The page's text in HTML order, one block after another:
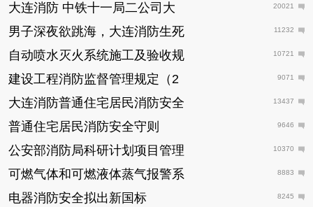
大连消防 中铁十一局二公司大 20021
男子深夜欲跳海，大连消防生死 11232
自动喷水灭火系统施工及验收规 10721
建设工程消防监督管理规定（2 9071
大连消防普通住宅居民消防安全 13437
普通住宅居民消防安全守则 9646
公安部消防局科研计划项目管理 10370
可燃气体和可燃液体蒸气报警系 8883
电器消防安全拟出新国标 8245